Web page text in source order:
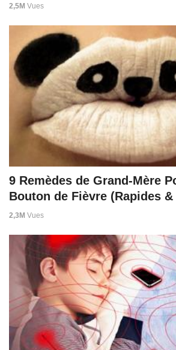
2,5M Vues
9 Remèdes de Grand-Mère
Bouton de Fièvre (Rapides
2,3M Vues